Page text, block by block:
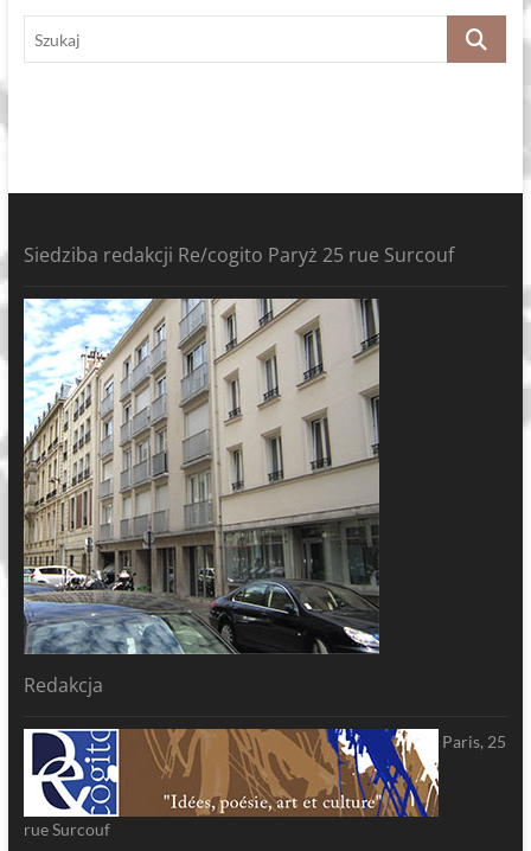
Szukaj
Siedziba redakcji Re/cogito Paryż 25 rue Surcouf
Redakcja
Paris, 25
rue Surcouf